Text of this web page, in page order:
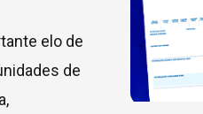
elo de
de